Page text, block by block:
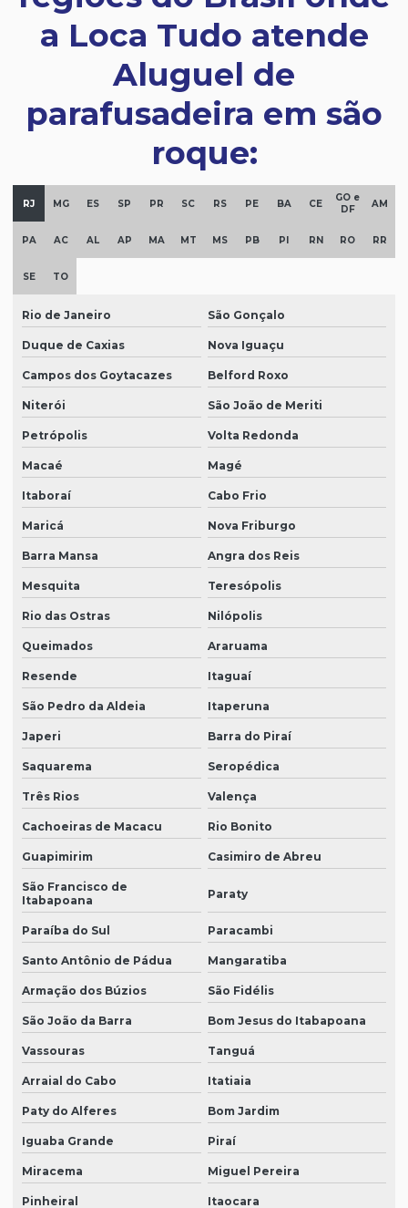
a Loca Tudo atende
Aluguel de
parafusadeira em são
roque:
RJ MG ES SP PR SC RS PE BA CE
GO e
DF
AM
PA AC AL AP MA MT MS PB PI RN RO RR
SE TO
Rio de Janeiro São Gonçalo
Duque de Caxias Nova Iguaçu
Campos dos Goytacazes Belford Roxo
Niterói São João de Meriti
Petrópolis Volta Redonda
Macaé Magé
Itaboraí Cabo Frio
Maricá Nova Friburgo
Barra Mansa Angra dos Reis
Mesquita Teresópolis
Rio das Ostras Nilópolis
Queimados Araruama
Resende Itaguaí
São Pedro da Aldeia Itaperuna
Japeri Barra do Piraí
Saquarema Seropédica
Três Rios Valença
Cachoeiras de Macacu Rio Bonito
Guapimirim Casimiro de Abreu
São Francisco de
Itabapoana
Paraty
Paraíba do Sul Paracambi
Santo Antônio de Pádua Mangaratiba
Armação dos Búzios São Fidélis
São João da Barra Bom Jesus do Itabapoana
Vassouras Tanguá
Arraial do Cabo Itatiaia
Paty do Alferes Bom Jardim
Iguaba Grande Piraí
Miracema Miguel Pereira
Pinheiral Itaocara